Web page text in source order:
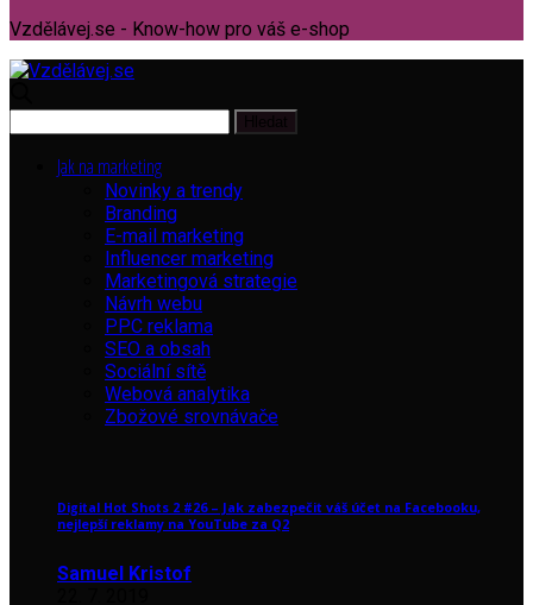
Vzdělávej.se - Know-how pro váš e-shop
Jak na marketing
Novinky a trendy
Branding
E-mail marketing
Influencer marketing
Marketingová strategie
Návrh webu
PPC reklama
SEO a obsah
Sociální sítě
Webová analytika
Zbožové srovnávače
Digital Hot Shots 2 #26 – Jak zabezpečit váš účet na Facebooku,
nejlepší reklamy na YouTube za Q2
Samuel Kristof